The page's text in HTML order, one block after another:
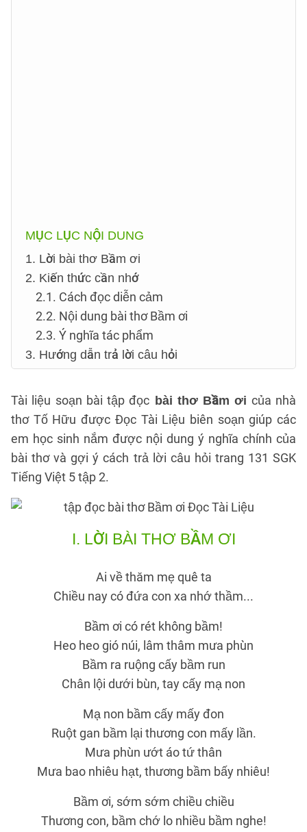
MỤC LỤC NỘI DUNG
1. Lời bài thơ Bầm ơi
2. Kiến thức cần nhớ
2.1. Cách đọc diễn cảm
2.2. Nội dung bài thơ Bầm ơi
2.3. Ý nghĩa tác phẩm
3. Hướng dẫn trả lời câu hỏi
Tài liệu soạn bài tập đọc bài thơ Bầm ơi của nhà
thơ Tố Hữu được Đọc Tài Liệu biên soạn giúp các
em học sinh nắm được nội dung ý nghĩa chính của
bài thơ và gợi ý cách trả lời câu hỏi trang 131 SGK
Tiếng Việt 5 tập 2.
I. LỜI BÀI THƠ BẦM ƠI
Ai về thăm mẹ quê ta
Chiều nay có đứa con xa nhớ thầm...
Bầm ơi có rét không bầm!
Heo heo gió núi, lâm thâm mưa phùn
Bầm ra ruộng cấy bầm run
Chân lội dưới bùn, tay cấy mạ non
Mạ non bầm cấy mấy đon
Ruột gan bầm lại thương con mấy lần.
Mưa phùn ướt áo tứ thân
Mưa bao nhiêu hạt, thương bầm bấy nhiêu!
Bầm ơi, sớm sớm chiều chiều
Thương con, bầm chớ lo nhiều bầm nghe!